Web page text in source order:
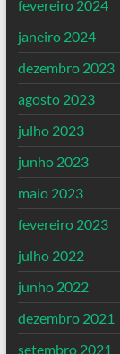
fevereiro 2024
janeiro 2024
dezembro 2023
agosto 2023
julho 2023
junho 2023
maio 2023
fevereiro 2023
julho 2022
junho 2022
dezembro 2021
setembro 2021